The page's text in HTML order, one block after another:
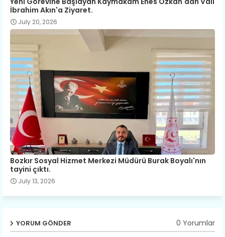
İbrahim Akın'a Ziyaret.
July 20, 2026
Bozkır Sosyal Hizmet Merkezi Müdürü Burak Boyalı'nın
tayini çıktı.
July 13, 2026
YORUM GÖNDER 0 Yorumlar